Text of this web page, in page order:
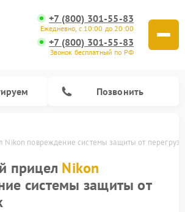
+7 (800) 301-55-83
Ежедневно, с 10:00 до 20:00
+7 (800) 301-55-83
Звонок бесплатный по РФ
Позвонить
Nikon повреждение системы защиты от
прицел Nikon
системы защиты от